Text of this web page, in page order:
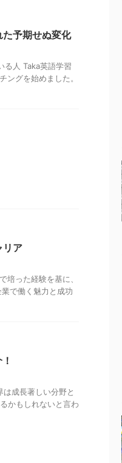
た予期せぬ変化
る人 Taka英語学習
ングを始めました。
リア
った経験を基に、
で働く魅力と成功
成長著しい分野と
かもしれないと言わ